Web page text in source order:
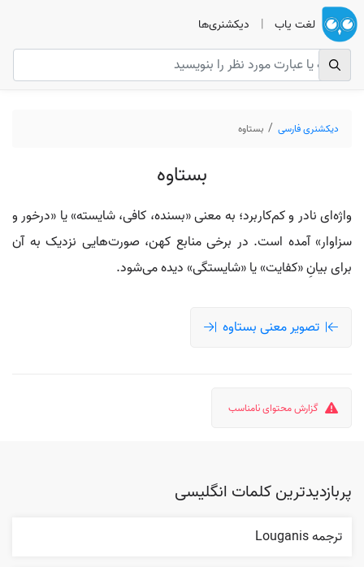
لغت یاب | دیکشنری‌ها
دیکشنری فارسی بستاوه
بستاوه
واژه‌ای نادر و کم‌کاربرد؛ به معنی «بسنده، کافی، شایسته» یا «درخور و
سزاوار» آمده است. در برخی منابع کهن، صورت‌هایی نزدیک به آن
برای بیانِ «کفایت» یا «شایستگی» دیده می‌شود.
تصویر معنی بستاوه
گزارش محتوای نامناسب
پربازدیدترین کلمات انگلیسی
ترجمه Louganis